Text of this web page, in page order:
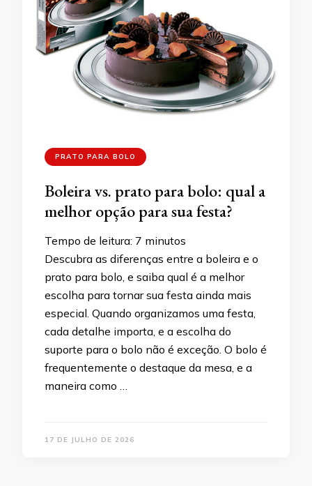
PRATO PARA BOLO
Boleira vs. prato para bolo: qual a
melhor opção para sua festa?
Tempo de leitura: 7 minutos
Descubra as diferenças entre a boleira e o
prato para bolo, e saiba qual é a melhor
escolha para tornar sua festa ainda mais
especial. Quando organizamos uma festa,
cada detalhe importa, e a escolha do
suporte para o bolo não é exceção. O bolo é
frequentemente o destaque da mesa, e a
maneira como …
17 DE JULHO DE 2026